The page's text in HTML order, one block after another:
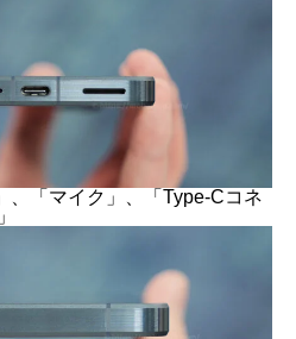
、「マイク」、「Type-Cコネ